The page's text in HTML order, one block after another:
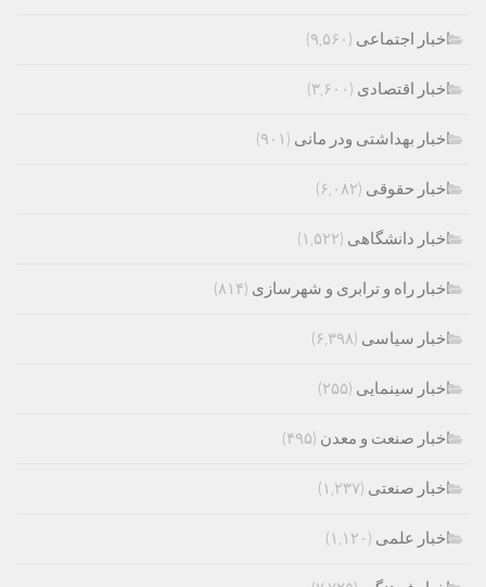
اخبار اجتماعی (۹,۵۶۰)
اخبار اقتصادی (۳,۶۰۰)
اخبار بهداشتی ودر مانی (۹۰۱)
اخبار حقوقی (۶,۰۸۲)
اخبار دانشگاهی (۱,۵۲۲)
اخبار راه و ترابری و شهرسازی (۸۱۴)
اخبار سیاسی (۶,۳۹۸)
اخبار سینمایی (۲۵۵)
اخبار صنعت و معدن (۴۹۵)
اخبار صنعتی (۱,۲۳۷)
اخبار علمی (۱,۱۲۰)